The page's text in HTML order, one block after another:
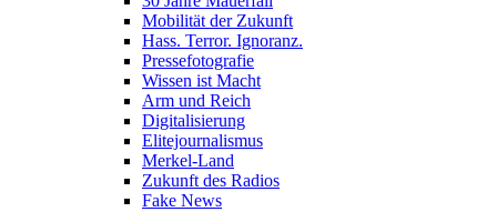
Mobilität der Zukunft
Hass. Terror. Ignoranz.
Pressefotografie
Wissen ist Macht
Arm und Reich
Digitalisierung
Elitejournalismus
Merkel-Land
Zukunft des Radios
Fake News